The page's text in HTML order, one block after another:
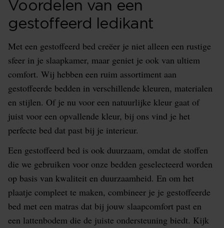
Voordelen van een
gestoffeerd ledikant
Met een gestoffeerd bed creëer je niet alleen een rustige
sfeer in je slaapkamer, maar geniet je ook van ultiem
comfort. Wij hebben een ruim assortiment aan
gestoffeerde bedden in verschillende kleuren, materialen
en stijlen. Of je nu voor een natuurlijke kleur gaat of
juist voor een opvallende kleur, bij ons vind je het
perfecte bed dat past bij je interieur.
Een gestoffeerd bed is ook duurzaam, omdat de stoffen
die we gebruiken voor onze bedden geselecteerd worden
op basis van kwaliteit en duurzaamheid. En om het
plaatje compleet te maken, combineer je je gestoffeerde
bed met een matras dat bij jouw slaapcomfort past en
een lattenbodem die de juiste ondersteuning biedt. Kijk